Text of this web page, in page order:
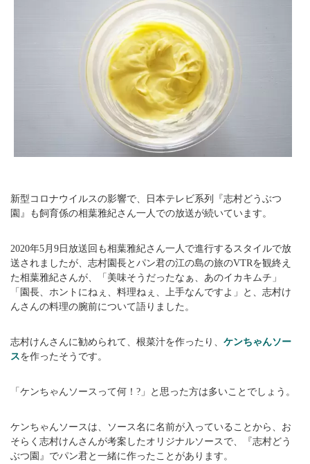
新型コロナウイルスの影響で、日本テレビ系列『志村どうぶつ
園』も飼育係の相葉雅紀さん一人での放送が続いています。
2020年5月9日放送回も相葉雅紀さん一人で進行するスタイルで放
送されましたが、志村園長とパン君の江の島の旅のVTRを観終え
た相葉雅紀さんが、「美味そうだったなぁ、あのイカキムチ」
「園長、ホントにねぇ、料理ねぇ、上手なんですよ」と、志村け
んさんの料理の腕前について語りました。
志村けんさんに勧められて、根菜汁を作ったり、 ケンちゃんソー
スを作ったそうです。
「ケンちゃんソースって何！?」と思った方は多いことでしょう。
ケンちゃんソースは、ソース名に名前が入っていることから、お
そらく志村けんさんが考案したオリジナルソースで、『志村どう
ぶつ園』でパン君と一緒に作ったことがあります。